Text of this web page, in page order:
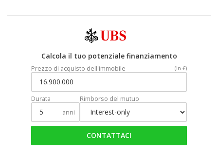
Calcola il tuo potenziale finanziamento
Prezzo di acquisto dell'immobile (In €)
Durata
anni
Rimborso del mutuo
CONTATTACI